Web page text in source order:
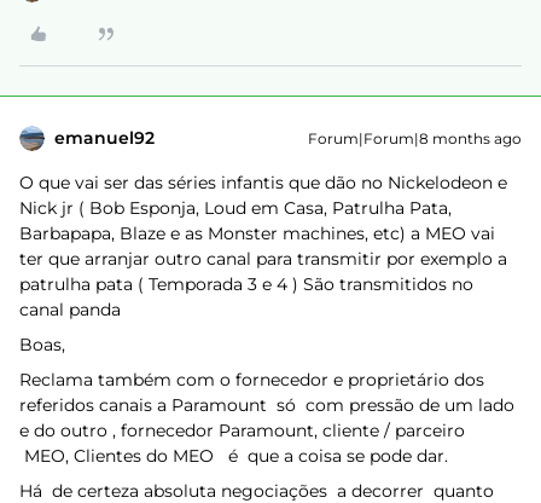
emanuel92 Forum|Forum|8 months ago
O que vai ser das séries infantis que dão no Nickelodeon e
Nick jr ( Bob Esponja, Loud em Casa, Patrulha Pata,
Barbapapa, Blaze e as Monster machines, etc) a MEO vai
ter que arranjar outro canal para transmitir por exemplo a
patrulha pata ( Temporada 3 e 4 ) São transmitidos no
canal panda
Boas,
Reclama também com o fornecedor e proprietário dos
referidos canais a Paramount só com pressão de um lado
e do outro , fornecedor Paramount, cliente / parceiro
MEO, Clientes do MEO é que a coisa se pode dar.
Há de certeza absoluta negociações a decorrer quanto